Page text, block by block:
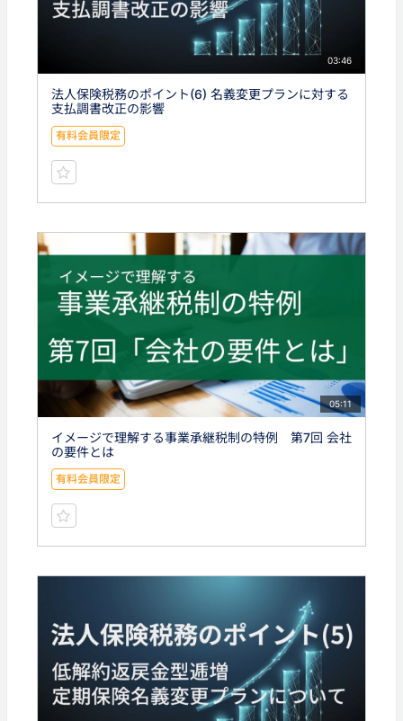
03:46
法人保険税務のポイント(6) 名義変更プランに対する
支払調書改正の影響
有料会員限定
05:11
イメージで理解する事業承継税制の特例 第7回 会社
の要件とは
有料会員限定